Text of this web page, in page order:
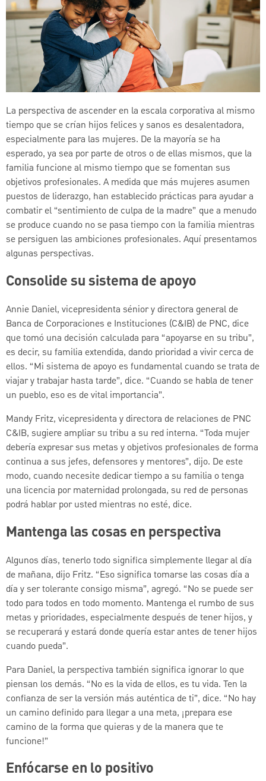
La perspectiva de ascender en la escala corporativa al mismo
tiempo que se crían hijos felices y sanos es desalentadora,
especialmente para las mujeres. De la mayoría se ha
esperado, ya sea por parte de otros o de ellas mismos, que la
familia funcione al mismo tiempo que se fomentan sus
objetivos profesionales. A medida que más mujeres asumen
puestos de liderazgo, han establecido prácticas para ayudar a
combatir el “sentimiento de culpa de la madre” que a menudo
se produce cuando no se pasa tiempo con la familia mientras
se persiguen las ambiciones profesionales. Aquí presentamos
algunas perspectivas.
Consolide su sistema de apoyo
Annie Daniel, vicepresidenta sénior y directora general de
Banca de Corporaciones e Instituciones (C&IB) de PNC, dice
que tomó una decisión calculada para “apoyarse en su tribu”,
es decir, su familia extendida, dando prioridad a vivir cerca de
ellos. “Mi sistema de apoyo es fundamental cuando se trata de
viajar y trabajar hasta tarde”, dice. “Cuando se habla de tener
un pueblo, eso es de vital importancia”.
Mandy Fritz, vicepresidenta y directora de relaciones de PNC
C&IB, sugiere ampliar su tribu a su red interna. “Toda mujer
debería expresar sus metas y objetivos profesionales de forma
continua a sus jefes, defensores y mentores”, dijo. De este
modo, cuando necesite dedicar tiempo a su familia o tenga
una licencia por maternidad prolongada, su red de personas
podrá hablar por usted mientras no esté, dice.
Mantenga las cosas en perspectiva
Algunos días, tenerlo todo significa simplemente llegar al día
de mañana, dijo Fritz. “Eso significa tomarse las cosas día a
día y ser tolerante consigo misma”, agregó. “No se puede ser
todo para todos en todo momento. Mantenga el rumbo de sus
metas y prioridades, especialmente después de tener hijos, y
se recuperará y estará donde quería estar antes de tener hijos
cuando pueda”.
Para Daniel, la perspectiva también significa ignorar lo que
piensan los demás. “No es la vida de ellos, es tu vida. Ten la
confianza de ser la versión más auténtica de ti”, dice. “No hay
un camino definido para llegar a una meta, ¡prepara ese
camino de la forma que quieras y de la manera que te
funcione!”
Enfócarse en lo positivo